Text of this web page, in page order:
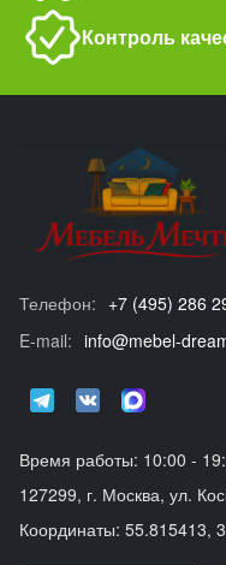
Контроль
Телефон: +7 (495) 286
E-mail: info@mebel-
Время работы: 10:00 -
127299, г. Москва, ул.
Координаты: 55.815413,